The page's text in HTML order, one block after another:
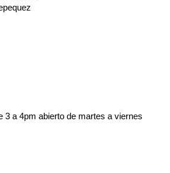
3 a 4pm abierto de martes a viernes